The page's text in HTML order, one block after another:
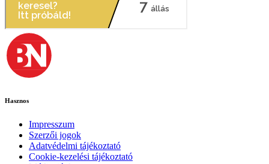
Hasznos
Impresszum
Szerzői jogok
Adatvédelmi tájékoztató
Cookie-kezelési tájékoztató